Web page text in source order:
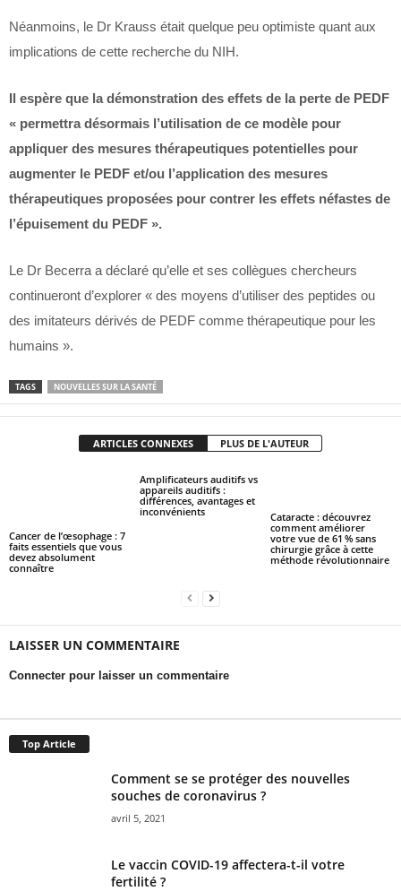
Néanmoins, le Dr Krauss était quelque peu optimiste quant aux
implications de cette recherche du NIH.
Il espère que la démonstration des effets de la perte de PEDF
« permettra désormais l’utilisation de ce modèle pour
appliquer des mesures thérapeutiques potentielles pour
augmenter le PEDF et/ou l’application des mesures
thérapeutiques proposées pour contrer les effets néfastes de
l’épuisement du PEDF ».
Le Dr Becerra a déclaré qu’elle et ses collègues chercheurs
continueront d’explorer « des moyens d’utiliser des peptides ou
des imitateurs dérivés de PEDF comme thérapeutique pour les
humains ».
TAGS NOUVELLES SUR LA SANTÉ
ARTICLES CONNEXES PLUS DE L'AUTEUR
Cancer de l’œsophage : 7
faits essentiels que vous
devez absolument
connaître
Amplificateurs auditifs vs
appareils auditifs :
différences, avantages et
inconvénients
Cataracte : découvrez
comment améliorer
votre vue de 61 % sans
chirurgie grâce à cette
méthode révolutionnaire
LAISSER UN COMMENTAIRE
Connecter pour laisser un commentaire
Top Article
Comment se se protéger des nouvelles
souches de coronavirus ?
avril 5, 2021
Le vaccin COVID-19 affectera-t-il votre
fertilité ?